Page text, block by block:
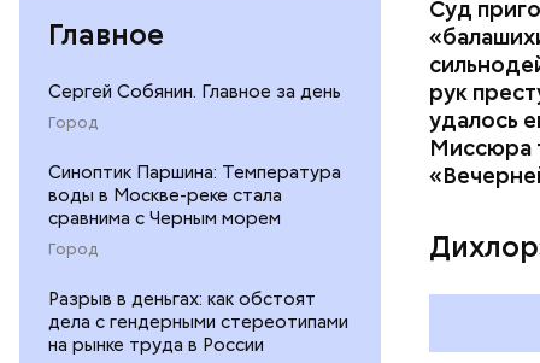
Главное
Сергей Собянин. Главное за день
Город
Синоптик Паршина: Температура
воды в Москве-реке стала
сравнима с Черным морем
Город
Разрыв в деньгах: как обстоят
дела с гендерными стереотипами
на рынке труда в России
Суд
рук
удалось
Миссюра
По